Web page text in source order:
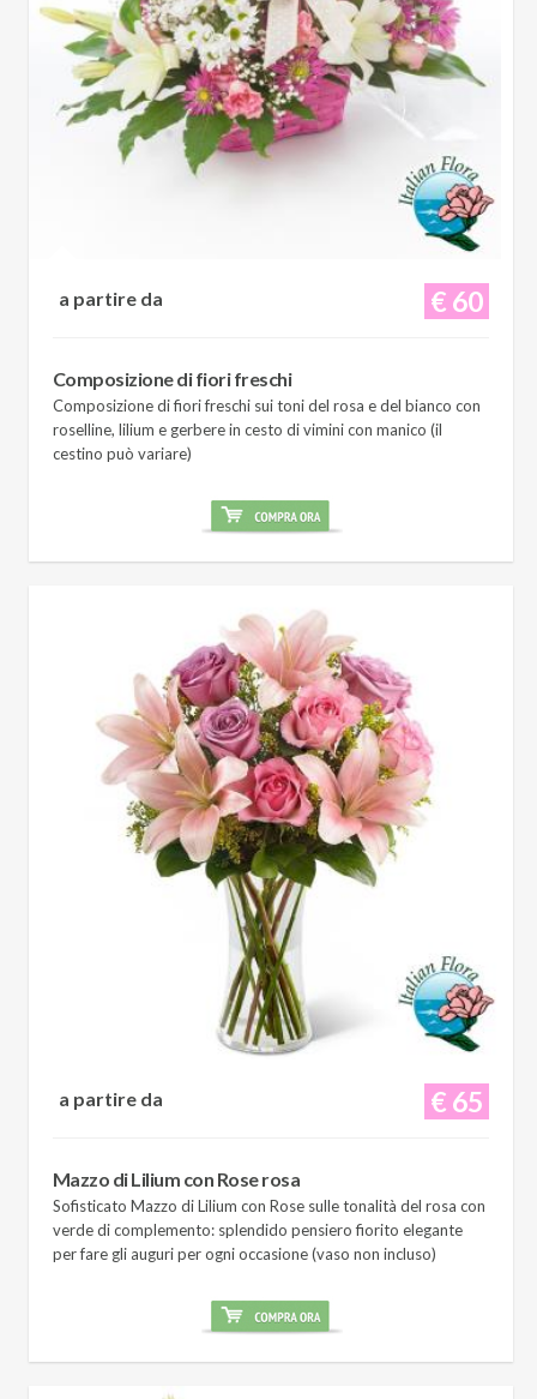
€ 60
a partire da
Composizione di fiori freschi
Composizione di fiori freschi sui toni del rosa e del bianco con
roselline, lilium e gerbere in cesto di vimini con manico (il
cestino può variare)
€ 65
a partire da
Mazzo di Lilium con Rose rosa
Sofisticato Mazzo di Lilium con Rose sulle tonalità del rosa con
verde di complemento: splendido pensiero fiorito elegante
per fare gli auguri per ogni occasione (vaso non incluso)